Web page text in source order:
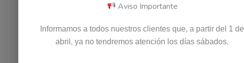
Aviso Importante
Informamos a todos nuestros clientes que, a partir del 1 de
abril, ya no tendremos atención los días sábados.